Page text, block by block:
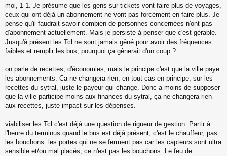
moi, 1-1. Je présume que les gens sur tickets vont faire plus de voyages,
ceux qui ont déjà un abonnement ne vont pas forcément en faire plus. Je
pense qu'il faudrait savoir combien de personnes concernées n'ont pas
d'abonnement actuellement. Mais je persiste à penser que c'est gérable.
Jusqu'à présent les Tcl ne sont jamais gêné pour avoir des fréquences
faibles et remplir les bus, pourquoi ça gênerait d'un coup ?
on parle de recettes, d'économies, mais le principe c'est que la ville paye
les abonnements. Ca ne changera rien, en tout cas en principe, sur les
recettes du sytral, juste le payeur qui change. Donc a moins de supposer
que la ville participe moins aux finances du sytral, ça ne changera rien
aux recettes, juste impact sur les dépenses.
viabiliser les Tcl c'est déjà une question de rigueur de gestion. Partir à
l'heure du terminus quand le bus est déjà présent, c'est le chauffeur, pas
les bouchons. les portes qui ne se ferment pas car les capteurs sont ultra
sensible et/ou mal placés, ce n'est pas les bouchons. Le feu de